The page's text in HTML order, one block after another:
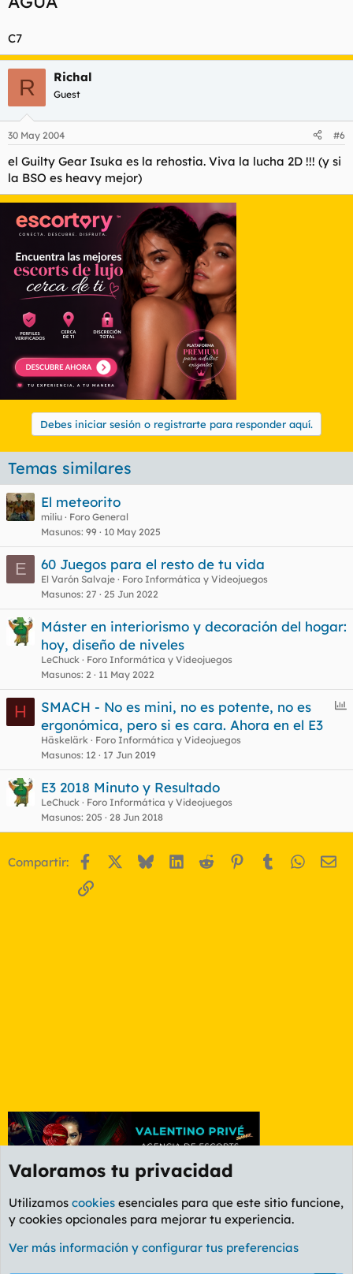
C7
R Richal
Guest
30 May 2004 #6
el Guilty Gear Isuka es la rehostia. Viva la lucha 2D !!! (y si
la BSO es heavy mejor)
Debes iniciar sesión o registrarte para responder aquí.
Temas similares
El meteorito
miliu
Foro General
Masunos 99 10 May 2025
E 60 Juegos para el resto de tu vida
El Varón Salvaje
Foro Informática y Videojuegos
Masunos 27 25 Jun 2022
Máster en interiorismo y decoración del hogar:
hoy, diseño de niveles
LeChuck
Foro Informática y Videojuegos
Masunos 2 11 May 2022
H
E
e
SMACH - No es mini, no es potente, no es
ergonómica, pero si es cara. Ahora en el E3
Häskelärk
Foro Informática y Videojuegos
Masunos 12 17 Jun 2019
E3 2018 Minuto y Resultado
LeChuck
Foro Informática y Videojuegos
Masunos 205 28 Jun 2018
Compartir: Facebook BlueskyLinkedIn
Reddit Pinterest
Tumblr
Enlace
Foro General
Cookies
PL OLDSTYLE AMARILLO
Valoramos tu privacidad
Utilizamos cookies esenciales para que este sitio funcione,
y cookies opcionales para mejorar tu experiencia.
Ver más información y configurar tus preferencias